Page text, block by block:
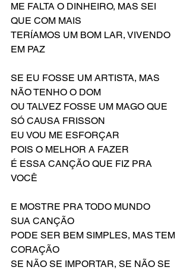
ME FALTA O DINHEIRO, MAS SEI
QUE COM MAIS
TERÍAMOS UM BOM LAR, VIVENDO
EM PAZ
SE EU FOSSE UM ARTISTA, MAS
NÃO TENHO O DOM
OU TALVEZ FOSSE UM MAGO QUE
SÓ CAUSA FRISSON
EU VOU ME ESFORÇAR
POIS O MELHOR A FAZER
É ESSA CANÇÃO QUE FIZ PRA
VOCÊ
E MOSTRE PRA TODO MUNDO
SUA CANÇÃO
PODE SER BEM SIMPLES, MAS TEM
CORAÇÃO
SE NÃO SE IMPORTAR, SE NÃO SE